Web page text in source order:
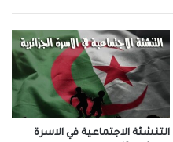
التنشئة الاجتماعية في الاسرة